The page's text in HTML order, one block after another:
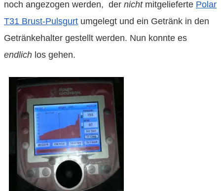
noch angezogen werden, der nichtmitgelieferte Polar
T31 Brust-Pulsgurt umgelegt und ein Getränk in den
Getränkehalter gestellt werden. Nun konnte es
endlich los gehen.